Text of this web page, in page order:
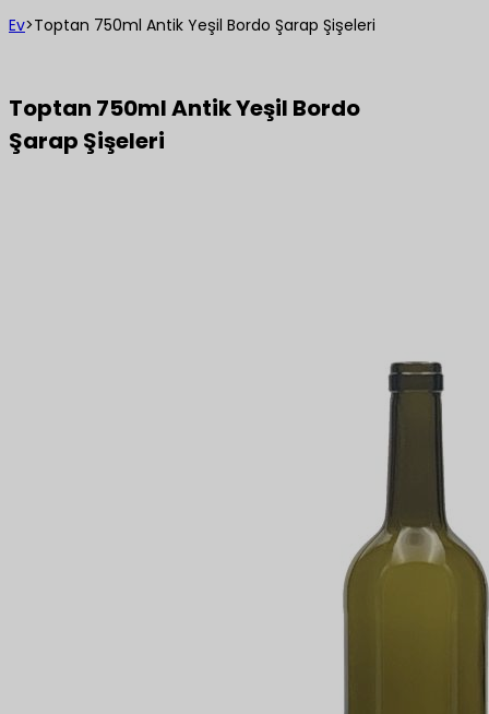
Ev>Toptan 750ml Antik Yeşil Bordo Şarap Şişeleri
Toptan 750ml Antik Yeşil Bordo
Şarap Şişeleri